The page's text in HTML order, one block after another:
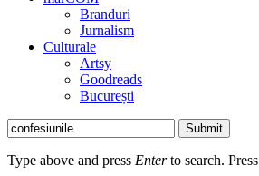
Branduri
Jurnalism
Culturale
Artsy
Goodreads
București
Submit
Type above and press Enterto search. Press